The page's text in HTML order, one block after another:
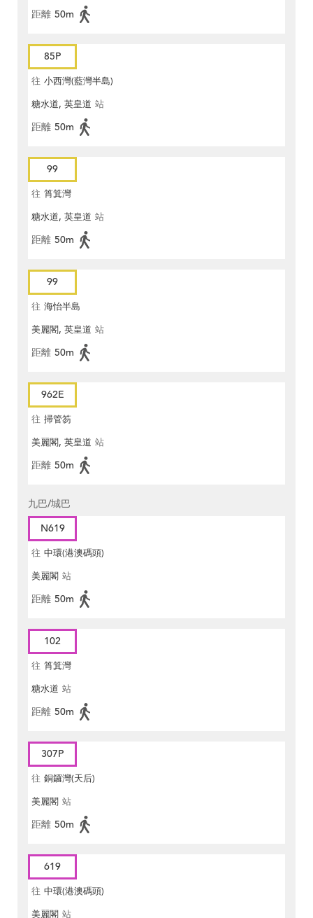
距離 50m
85P
往 小西灣(藍灣半島)
糖水道, 英皇道 站
距離 50m
99
往 筲箕灣
糖水道, 英皇道 站
距離 50m
99
往 海怡半島
美麗閣, 英皇道 站
距離 50m
962E
往 掃管笏
美麗閣, 英皇道 站
距離 50m
九巴/城巴
N619
往 中環(港澳碼頭)
美麗閣 站
距離 50m
102
往 筲箕灣
糖水道 站
距離 50m
307P
往 銅鑼灣(天后)
美麗閣 站
距離 50m
619
往 中環(港澳碼頭)
美麗閣 站